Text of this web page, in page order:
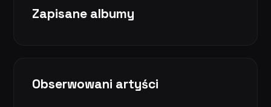
Zapisane albumy
Obserwowani artyści